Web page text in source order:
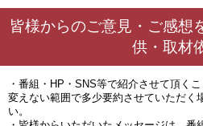
皆様からのご意見・ご感想
供・取材
・番組・HP・SNS等で紹介させて頂く
変えない範囲で多少要約させていただく
い。